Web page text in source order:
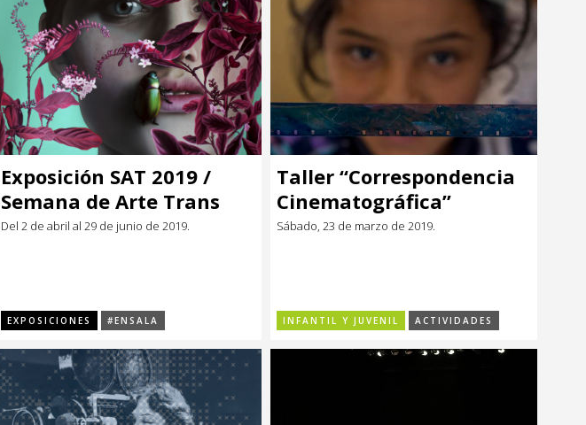
Exposición SAT 2019 /
Semana de Arte Trans
Del 2 de abril al 29 de junio de 2019.
EXPOSICIONES #ENSALA
Taller “Correspondencia
Cinematográfica”
Sábado, 23 de marzo de 2019.
INFANTIL Y JUVENIL ACTIVIDADES